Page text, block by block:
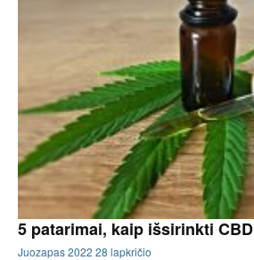
5 patarimai, kaip išsirinkti CBD
Juozapas2022 28 lapkričio